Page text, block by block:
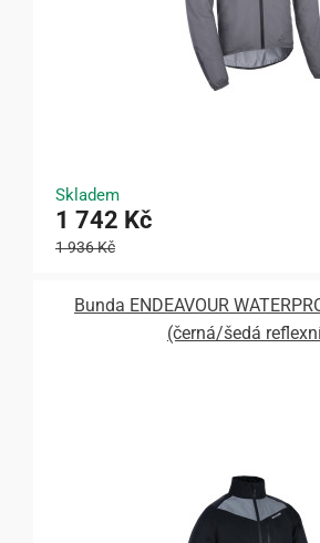
Skladem
1 742 Kč
1 936 Kč
Bunda ENDEAVOUR
(černá/šedá